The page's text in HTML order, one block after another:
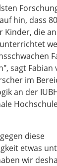
hin, dass
Kinder, die
sagt Fabian
im
an der
diese
etwas
wir